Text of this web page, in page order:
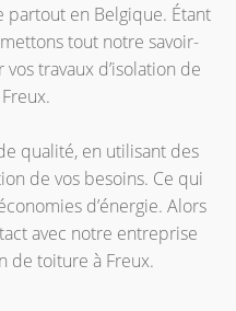
partout en Belgique. Étant
tout notre savoir-
travaux d’isolation de
qualité, en utilisant des
de vos besoins. Ce qui
d’énergie. Alors
avec notre entreprise
de toiture à Freux.